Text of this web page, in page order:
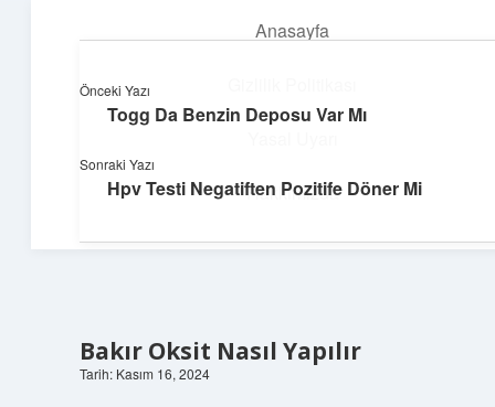
Anasayfa
Hakkımızda
Süper Bilgi Durağı
Bakır Oksit Nasıl Yapılır
Tarih: Kasım 16, 2024
Önceki Yazı
Togg Da Benzin Deposu Var Mı
Sonraki Yazı
Hpv Testi Negatiften Pozitife Döner Mi